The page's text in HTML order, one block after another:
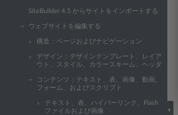
SiteBuilder 4.5 からサイトをインポートする
ウェブサイトを編集する
構造：ページおよびナビゲーション
デザイン：デザインテンプレート、レイア
ウト、スタイル、カラースキーム、ヘッダ
コンテンツ：テキスト、表、画像、動画、
フォーム、およびスクリプト
テキスト、表、ハイパーリンク、Flash
ファイルおよび画像